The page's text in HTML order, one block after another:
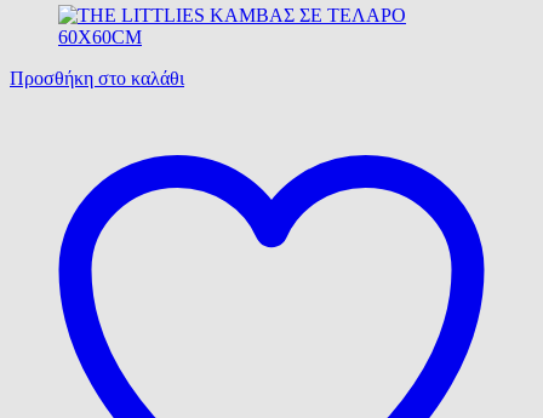
Προσθήκη στο καλάθι